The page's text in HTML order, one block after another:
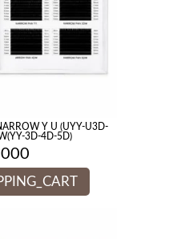
Y U (UYY-U3D-
3D-4D-5D)